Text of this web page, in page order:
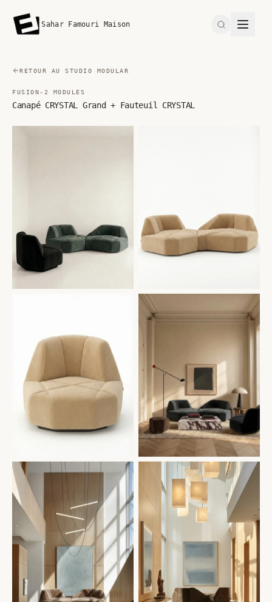
Sahar Famouri Maison
Search
RETOUR AU STUDIO MODULAR
FUSION-2 MODULES
Canapé CRYSTAL Grand + Fauteuil CRYSTAL